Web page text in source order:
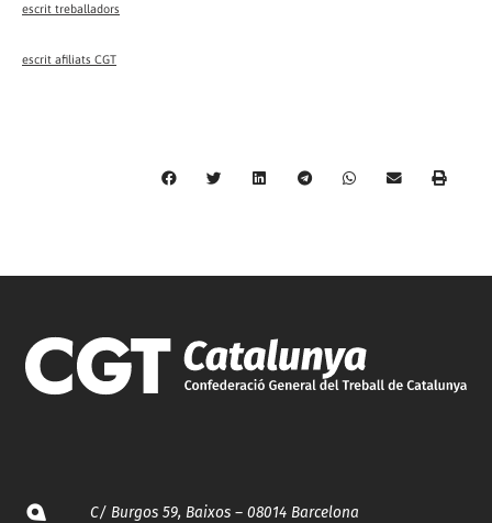
escrit treballadors
escrit afiliats CGT
C/ Burgos 59, Baixos – 08014 Barcelona